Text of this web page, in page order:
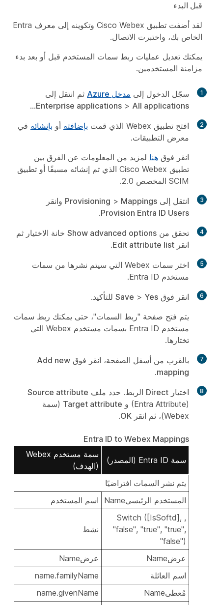
‏‫قبل البدء‬
لقد أضفت تطبيق Cisco Webex وتكوينه إلى معرف Entra
الخاص بك، واختبرت الاتصال.
يمكنك تعديل عمليات ربط سمات المستخدم قبل أو بعد بدء
مزامنة المستخدمين.
1 سجّل الدخول إلى مدخل Azure
ثم انتقل إلى
Enterprise applications > All applications
...
2 افتح تطبيق Webex الذي قمت بإضافته أو بإنشائه في
معرض التطبيقات.
انقر فوق هنا لمزيد من المعلومات عن الفرق بين
تطبيق Cisco Webex الذي تم إنشائه مسبقًا أو تطبيق
SCIM المخصص 2.0.
3 انتقل إلى Provisioning > Mappings
وانقر
Provision Entra ID Users
.
4 تحقق من Show advanced options خانة الاختيار ثم
انقر Edit attribute list
.
5
اختر سمات Webex التي سيتم نشرها من سمات
مستخدم Entra ID.
6 انقر فوق Save > Yes
للتأكيد.
يتم فتح صفحة "ربط السمات"، حتى يمكنك ربط سمات
مستخدم Entra ID بسمات مستخدم Webex التي
تختارها.
7 بالقرب من أسفل الصفحة، انقر فوق Add new
mapping
.
8 اختيار Direct الربط. حدد ملف Source attribute
(Entra Attribute) و
Target attribute (سمة
Webex)، ثم انقر
OK
.
Entra ID to Webex Mappings
سمة Entra ID (المصدر)
سمة مستخدم Webex
(الهدف)
يتم نشر السمات افتراضيًا
المستخدم الرئيسيName
اسم المستخدم
Switch ([IsSoftd], ,
"false", "true", "true",
"false")
نشط
عرضName
عرضName
اسم العائلة
name.familyName
مُعطىName
name.givenName